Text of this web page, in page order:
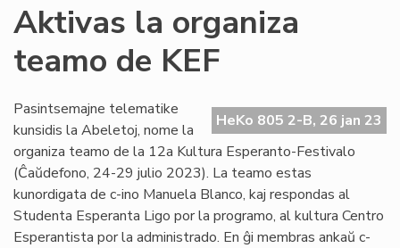
Aktivas la organiza
teamo de KEF
HeKo 805 2-B, 26 jan 23
Pasintsemajne telematike
kunsidis la Abeletoj, nome la
organiza teamo de la 12a Kultura Esperanto-Festivalo
(Ĉaŭdefono, 24-29 julio 2023). La teamo estas
kunordigata de c-ino Manuela Blanco, kaj respondas al
Studenta Esperanta Ligo por la programo, al kultura Centro
Esperantista por la administrado. En ĝi membras ankaŭ c-